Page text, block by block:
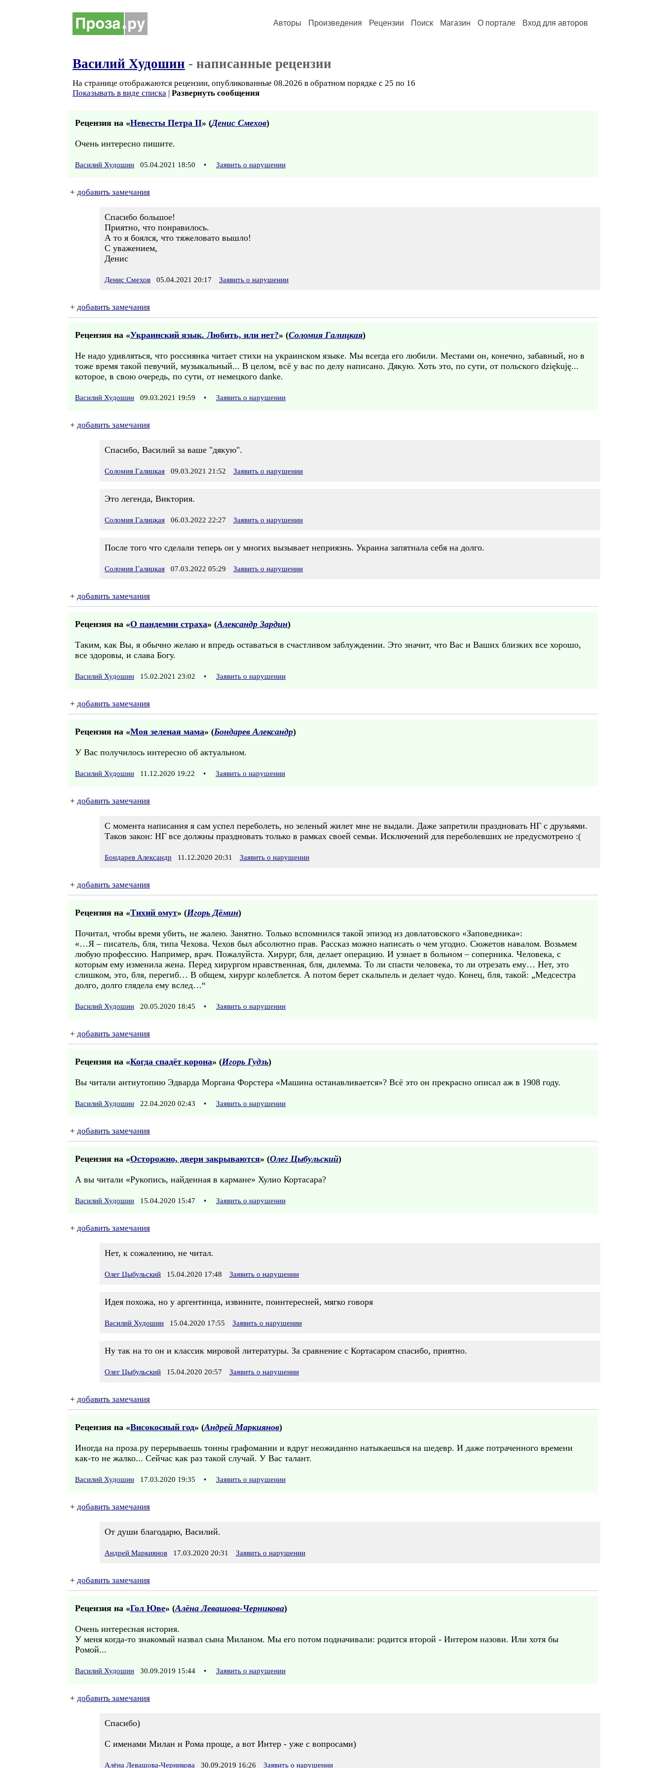
Авторы Произведения Рецензии Поиск Магазин О портале Вход для авторов
Василий Худошин - написанные рецензии
На странице отображаются рецензии, опубликованные 08.2026 в обратном порядке с 25 по 16
Показывать в виде списка | Развернуть сообщения
Рецензия на «Невесты Петра II» (Денис Смехов)
Очень интересно пишите.
Василий Худошин 05.04.2021 18:50 • Заявить о нарушении
+ добавить замечания
Спасибо большое!
Приятно, что понравилось.
А то я боялся, что тяжеловато вышло!
С уважением,
Денис
Денис Смехов 05.04.2021 20:17 Заявить о нарушении
+ добавить замечания
Рецензия на «Украинский язык. Любить, или нет?» (Соломия Галицкая)
Не надо удивляться, что россиянка читает стихи на украинском языке. Мы всегда его любили. Местами он, конечно, забавный, но в
тоже время такой певучий, музыкальный... В целом, всё у вас по делу написано. Дякую. Хоть это, по сути, от польского dziękuję...
которое, в свою очередь, по сути, от немецкого danke.
Василий Худошин 09.03.2021 19:59 • Заявить о нарушении
+ добавить замечания
Спасибо, Василий за ваше "дякую".
Соломия Галицкая 09.03.2021 21:52 Заявить о нарушении
Это легенда, Виктория.
Соломия Галицкая 06.03.2022 22:27 Заявить о нарушении
После того что сделали теперь он у многих вызывает неприязнь. Украина запятнала себя на долго.
Соломия Галицкая 07.03.2022 05:29 Заявить о нарушении
+ добавить замечания
Рецензия на «О пандемии страха» (Александр Зардин)
Таким, как Вы, я обычно желаю и впредь оставаться в счастливом заблуждении. Это значит, что Вас и Ваших близких все хорошо,
все здоровы, и слава Богу.
Василий Худошин 15.02.2021 23:02 • Заявить о нарушении
+ добавить замечания
Рецензия на «Моя зеленая мама» (Бондарев Александр)
У Вас получилось интересно об актуальном.
Василий Худошин 11.12.2020 19:22 • Заявить о нарушении
+ добавить замечания
С момента написания я сам успел переболеть, но зеленый жилет мне не выдали. Даже запретили праздновать НГ с друзьями.
Таков закон: НГ все должны праздновать только в рамках своей семьи. Исключений для переболевших не предусмотрено :(
Бондарев Александр 11.12.2020 20:31 Заявить о нарушении
+ добавить замечания
Рецензия на «Тихий омут» (Игорь Дёмин)
Почитал, чтобы время убить, не жалею. Занятно. Только вспомнился такой эпизод из довлатовского «Заповедника»:
«…Я – писатель, бля, типа Чехова. Чехов был абсолютно прав. Рассказ можно написать о чем угодно. Сюжетов навалом. Возьмем
любую профессию. Например, врач. Пожалуйста. Хирург, бля, делает операцию. И узнает в больном – соперника. Человека, с
которым ему изменила жена. Перед хирургом нравственная, бля, дилемма. То ли спасти человека, то ли отрезать ему… Нет, это
слишком, это, бля, перегиб… В общем, хирург колеблется. А потом берет скальпель и делает чудо. Конец, бля, такой: „Медсестра
долго, долго глядела ему вслед…“
Василий Худошин 20.05.2020 18:45 • Заявить о нарушении
+ добавить замечания
Рецензия на «Когда спадёт корона» (Игорь Гудзь)
Вы читали антиутопию Эдварда Моргана Форстера «Машина останавливается»? Всё это он прекрасно описал аж в 1908 году.
Василий Худошин 22.04.2020 02:43 • Заявить о нарушении
+ добавить замечания
Рецензия на «Осторожно, двери закрываются» (Олег Цыбульский)
А вы читали «Рукопись, найденная в кармане» Хулио Кортасара?
Василий Худошин 15.04.2020 15:47 • Заявить о нарушении
+ добавить замечания
Нет, к сожалению, не читал.
Олег Цыбульский 15.04.2020 17:48 Заявить о нарушении
Идея похожа, но у аргентинца, извините, поинтересней, мягко говоря
Василий Худошин 15.04.2020 17:55 Заявить о нарушении
Ну так на то он и классик мировой литературы. За сравнение с Кортасаром спасибо, приятно.
Олег Цыбульский 15.04.2020 20:57 Заявить о нарушении
+ добавить замечания
Рецензия на «Високосный год» (Андрей Маркиянов)
Иногда на проза.ру перерываешь тонны графомании и вдруг неожиданно натыкаешься на шедевр. И даже потраченного времени
как-то не жалко... Сейчас как раз такой случай. У Вас талант.
Василий Худошин 17.03.2020 19:35 • Заявить о нарушении
+ добавить замечания
От души благодарю, Василий.
Андрей Маркиянов 17.03.2020 20:31 Заявить о нарушении
+ добавить замечания
Рецензия на «Гол Юве» (Алёна Левашова-Черникова)
Очень интересная история.
У меня когда-то знакомый назвал сына Миланом. Мы его потом подначивали: родится второй - Интером назови. Или хотя бы
Ромой...
Василий Худошин 30.09.2019 15:44 • Заявить о нарушении
+ добавить замечания
Спасибо)
С именами Милан и Рома проще, а вот Интер - уже с вопросами)
Алёна Левашова-Черникова 30.09.2019 16:26 Заявить о нарушении